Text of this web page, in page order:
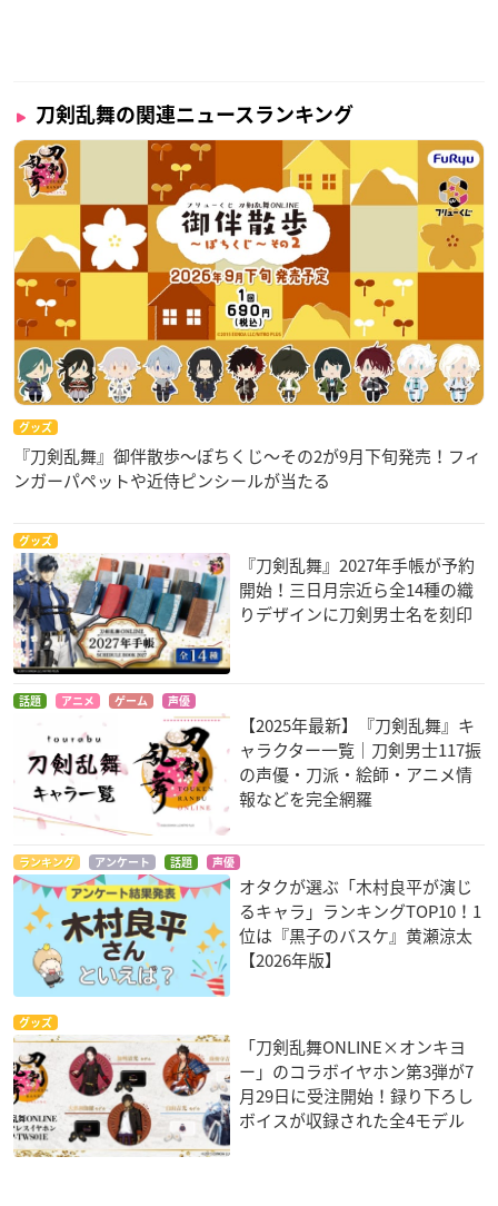
刀剣乱舞の関連ニュースランキング
グッズ
『刀剣乱舞』御伴散歩～ぽちくじ～その2が9月下旬発売！フィ
ンガーパペットや近侍ピンシールが当たる
グッズ
『刀剣乱舞』2027年手帳が予約
開始！三日月宗近ら全14種の織
りデザインに刀剣男士名を刻印
話題 アニメ ゲーム 声優
【2025年最新】『刀剣乱舞』キ
ャラクター一覧｜刀剣男士117振
の声優・刀派・絵師・アニメ情
報などを完全網羅
ランキング アンケート 話題 声優
オタクが選ぶ「木村良平が演じ
るキャラ」ランキングTOP10！1
位は『黒子のバスケ』黄瀬涼太
【2026年版】
グッズ
「刀剣乱舞ONLINE×オンキヨ
ー」のコラボイヤホン第3弾が7
月29日に受注開始！録り下ろし
ボイスが収録された全4モデル